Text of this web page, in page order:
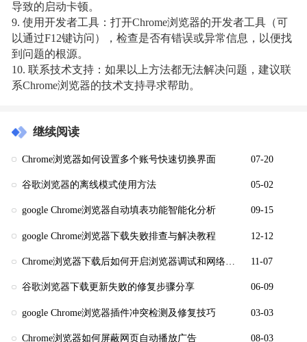
导致的启动卡顿。
9. 使用开发者工具：打开Chrome浏览器的开发者工具（可
以通过F12键访问），检查是否有错误或异常信息，以便找
到问题的根源。
10. 联系技术支持：如果以上方法都无法解决问题，建议联
系Chrome浏览器的技术支持寻求帮助。
继续阅读
Chrome浏览器如何设置多个账号快速切换界面 07-20
谷歌浏览器的离线模式使用方法 05-02
google Chrome浏览器自动填表功能智能化分析 09-15
google Chrome浏览器下载失败排查与解决教程 12-12
11-07
谷歌浏览器下载更新失败的修复步骤分享 06-09
google Chrome浏览器插件冲突检测及修复技巧 03-03
Chrome浏览器如何屏蔽网页自动播放广告 08-03